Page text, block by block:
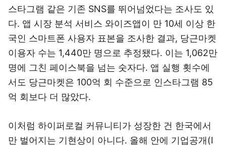
스타그램 같은 기존 SNS를 뛰어넘었다는 조사도 있
다. 앱 시장 분석 서비스 와이즈앱이 만 10세 이상 한
국인 스마트폰 사용자 표본을 조사한 결과, 당근마켓
이용자 수는 1,440만 명으로 추정됐다. 이는 1,062만
명에 그친 페이스북을 넘는 숫자다. 앱 실행 횟수에
서도 당근마켓은 100억 회 수준으로 인스타그램 85
억 회보다 더 많았다.
이처럼 하이퍼로컬 커뮤니티가 성장한 건 한국에서
만 벌어지는 기현상이 아니다. 올해 안에 기업공개(I